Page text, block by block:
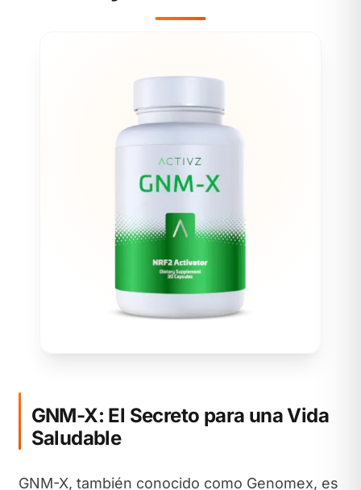
GNM-X: El Secreto para una Vida
Saludable
GNM-X, también conocido como Genomex, es